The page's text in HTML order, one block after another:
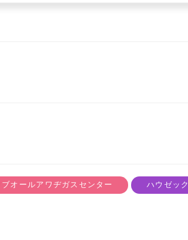
ブオールアワヂガスセンター
ハウゼック